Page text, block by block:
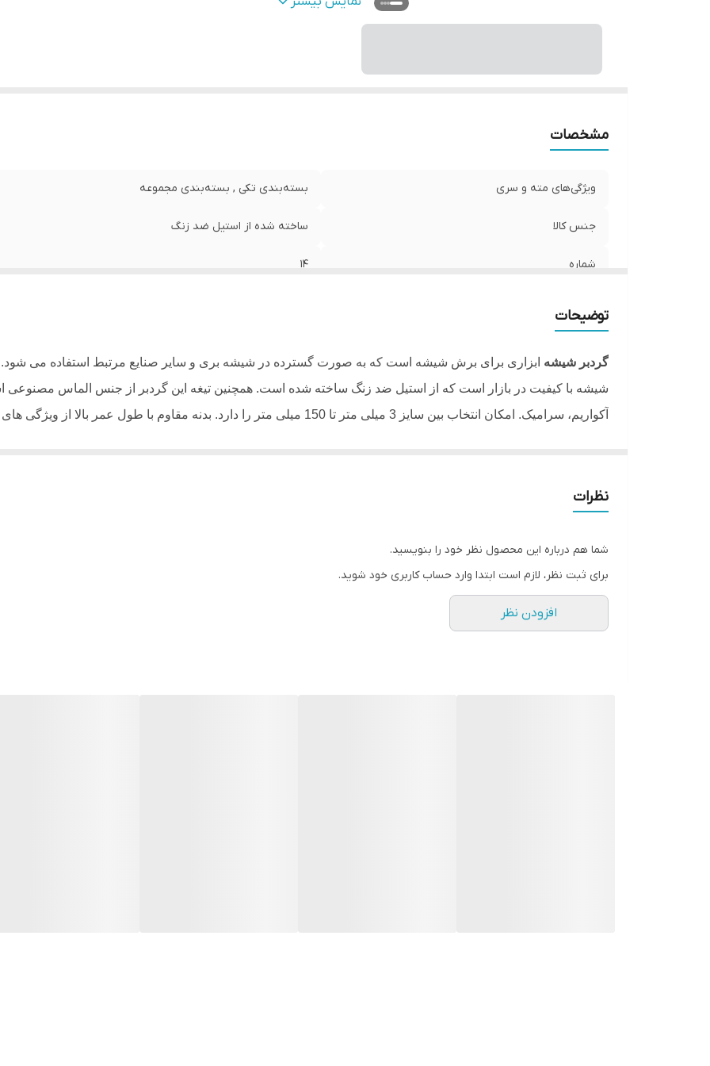
مشخصات
ویژگی‌های مته و سری بسته‌بندی تکی , بسته‌بندی مجموعه
جنس کالا ساخته شده از استیل ضد زنگ
شماره 14
وزن 15 گرم
توضیحات
گردبر شیشه ابزاری برای برش شیشه است که به صورت گسترده در شیشه بری و سایر صنایع مرتبط استفاده می
شیشه با کیفیت در بازار است که از استیل ضد زنگ ساخته شده است. همچنین تیغه این گردبر از جنس الماس
آکواریم، سرامیک. امکان انتخاب بین سایز 3 میلی متر تا 150 میلی متر را دارد. بدنه مقاوم با طول عمر بالا از ویژگی های این گردبر است
نظرات
شما هم درباره این محصول نظر خود را بنویسید.
برای ثبت نظر، لازم است ابتدا وارد حساب کاربری خود شوید.
افزودن نظر